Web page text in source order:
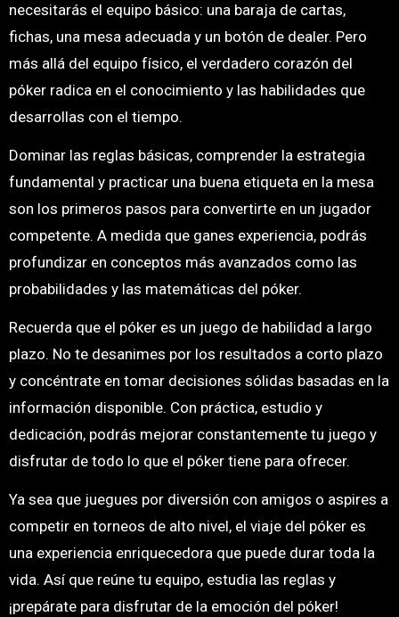
necesitarás el equipo básico: una baraja de cartas,
fichas, una mesa adecuada y un botón de dealer. Pero
más allá del equipo físico, el verdadero corazón del
póker radica en el conocimiento y las habilidades que
desarrollas con el tiempo.
Dominar las reglas básicas, comprender la estrategia
fundamental y practicar una buena etiqueta en la mesa
son los primeros pasos para convertirte en un jugador
competente. A medida que ganes experiencia, podrás
profundizar en conceptos más avanzados como las
probabilidades y las matemáticas del póker.
Recuerda que el póker es un juego de habilidad a largo
plazo. No te desanimes por los resultados a corto plazo
y concéntrate en tomar decisiones sólidas basadas en la
información disponible. Con práctica, estudio y
dedicación, podrás mejorar constantemente tu juego y
disfrutar de todo lo que el póker tiene para ofrecer.
Ya sea que juegues por diversión con amigos o aspires a
competir en torneos de alto nivel, el viaje del póker es
una experiencia enriquecedora que puede durar toda la
vida. Así que reúne tu equipo, estudia las reglas y
¡prepárate para disfrutar de la emoción del póker!